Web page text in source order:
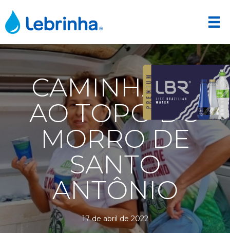
CAMINHADA
AO TOPO DO
MORRO DE
SANTO
ANTÔNIO
17 de abril de 2022